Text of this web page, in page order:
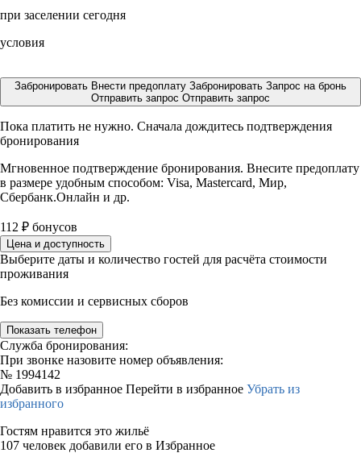
при заселении сегодня
условия
Забронировать Внести предоплату Забронировать Запрос на бронь
Отправить запрос Отправить запрос
Пока платить не нужно. Сначала дождитесь подтверждения
бронирования
Мгновенное подтверждение бронирования. Внесите предоплату
в размере удобным способом: Visa, Mastercard, Мир,
Сбербанк.Онлайн и др.
112 ₽ бонусов
Цена и доступность
Выберите даты и количество гостей для расчёта стоимости
проживания
Без комиссии и сервисных сборов
Показать телефон
Служба бронирования:
При звонке назовите номер объявления:
№ 1994142
Добавить в избранное Перейти в избранное Убрать из
избранного
Гостям нравится это жильё
107 человек добавили его в Избранное